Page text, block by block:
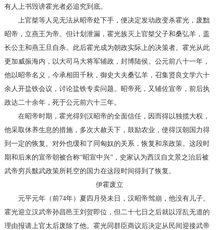
有人上书毁谤霍光者必追究到底。
上官桀等人见无法从昭帝处下手，便决定发动政变杀霍光，废黜
昭帝，立燕王为帝。但计划泄漏，霍光族灭上官桀父子和桑弘羊，盖
长公主和燕王旦自杀。此后霍光成为朝政实际上的决策者。霍光从此
更加威振海内，以大司马大将军辅政，封博陆侯。公元前八十一年，
他以昭帝名义，今承相田千秋，御史大夫桑弘羊，召集贤良文学六十
余人开盐铁会议，讨论盐铁专卖问题。昭帝死，又辅佐宣帝，前后执
政达二十余年，死于公元前六十三年。
在昭帝时期，霍光得到汉昭帝的全面信任，因而得以独揽大权，
他采取休养生息的措施，多次大赦天下，鼓励农业，使得汉朝国力得
到一定的恢复。对外也缓和了同匈奴的关系，恢复和亲政策。这段时
期和后来的宣帝朝被合称“昭宣中兴”，史家认为西汉自文景之治后被
武帝穷兵黩武政策所耗空的国力在这段时间得到了恢复。
伊霍废立
元平元年（前74年）夏四月癸未日，汉昭帝驾崩，他没有儿子。
霍光迎立汉武帝孙昌邑王刘贺即位，但二十七日之后就以淫乱无道的
理由报请上官太后废除了他。霍光同群臣商议后决定从民间迎接武帝